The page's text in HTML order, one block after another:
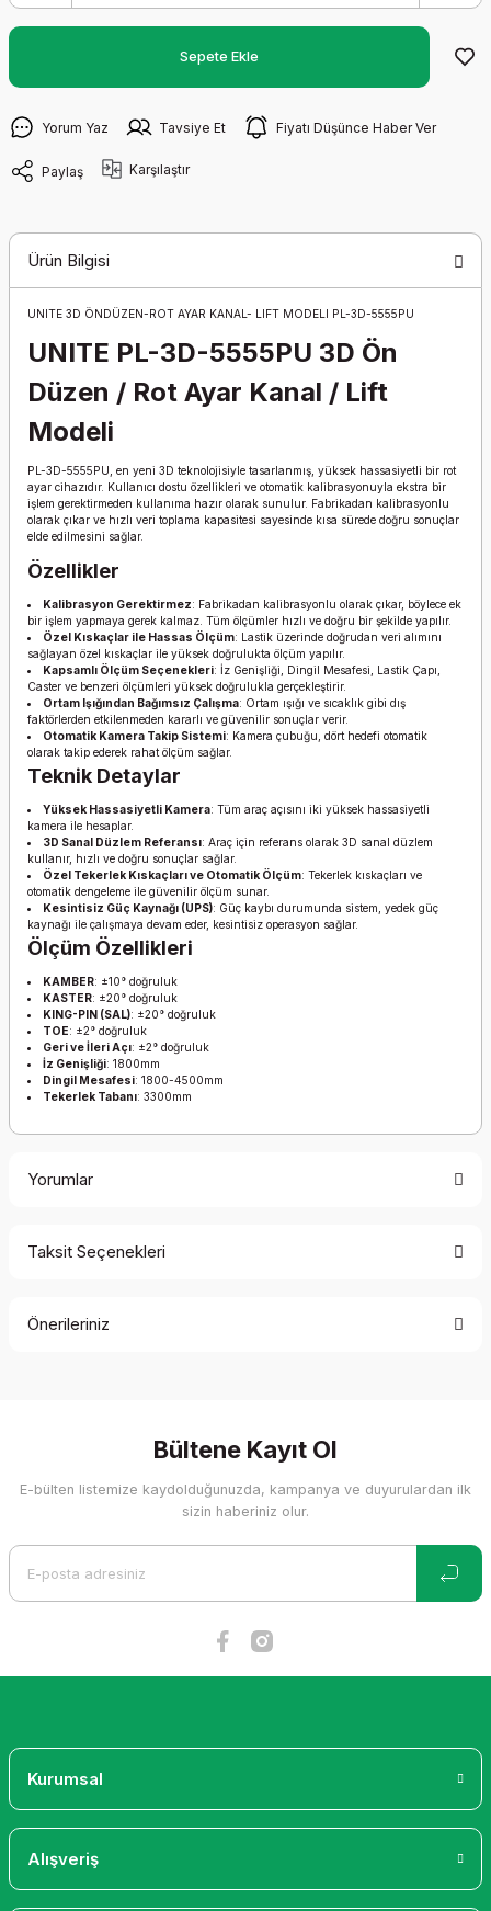
Sepete Ekle
Yorum Yaz Tavsiye Et Fiyatı Düşünce Haber Ver
Paylaş Karşılaştır
Ürün Bilgisi
UNITE 3D ÖNDÜZEN-ROT AYAR KANAL- LIFT MODELI PL-3D-5555PU
UNITE PL-3D-5555PU 3D Ön
Düzen / Rot Ayar Kanal / Lift
Modeli
PL-3D-5555PU, en yeni 3D teknolojisiyle tasarlanmış, yüksek hassasiyetli bir rot
ayar cihazıdır. Kullanıcı dostu özellikleri ve otomatik kalibrasyonuyla ekstra bir
işlem gerektirmeden kullanıma hazır olarak sunulur. Fabrikadan kalibrasyonlu
olarak çıkar ve hızlı veri toplama kapasitesi sayesinde kısa sürede doğru sonuçlar
elde edilmesini sağlar.
Özellikler
Kalibrasyon Gerektirmez: Fabrikadan kalibrasyonlu olarak çıkar, böylece ek
bir işlem yapmaya gerek kalmaz. Tüm ölçümler hızlı ve doğru bir şekilde yapılır.
Özel Kıskaçlar ile Hassas Ölçüm: Lastik üzerinde doğrudan veri alımını
sağlayan özel kıskaçlar ile yüksek doğrulukta ölçüm yapılır.
Kapsamlı Ölçüm Seçenekleri: İz Genişliği, Dingil Mesafesi, Lastik Çapı,
Caster ve benzeri ölçümleri yüksek doğrulukla gerçekleştirir.
Ortam Işığından Bağımsız Çalışma: Ortam ışığı ve sıcaklık gibi dış
faktörlerden etkilenmeden kararlı ve güvenilir sonuçlar verir.
Otomatik Kamera Takip Sistemi: Kamera çubuğu, dört hedefi otomatik
olarak takip ederek rahat ölçüm sağlar.
Teknik Detaylar
Yüksek Hassasiyetli Kamera: Tüm araç açısını iki yüksek hassasiyetli
kamera ile hesaplar.
3D Sanal Düzlem Referansı: Araç için referans olarak 3D sanal düzlem
kullanır, hızlı ve doğru sonuçlar sağlar.
Özel Tekerlek Kıskaçları ve Otomatik Ölçüm: Tekerlek kıskaçları ve
otomatik dengeleme ile güvenilir ölçüm sunar.
Kesintisiz Güç Kaynağı (UPS): Güç kaybı durumunda sistem, yedek güç
kaynağı ile çalışmaya devam eder, kesintisiz operasyon sağlar.
Ölçüm Özellikleri
KAMBER: ±10° doğruluk
KASTER: ±20° doğruluk
KING-PIN (SAL): ±20° doğruluk
TOE: ±2° doğruluk
Geri ve İleri Açı: ±2° doğruluk
İz Genişliği: 1800mm
Dingil Mesafesi: 1800-4500mm
Tekerlek Tabanı: 3300mm
Yorumlar
Taksit Seçenekleri
Önerileriniz
Görüş ve önerileriniz için teşekkür ederiz.
Ürün resmi kalitesiz, bozuk veya görüntülenemiyor.
Bültene Kayıt Ol
E-bülten listemize kaydolduğunuzda, kampanya ve duyurulardan ilk
sizin haberiniz olur.
Kurumsal
Alışveriş